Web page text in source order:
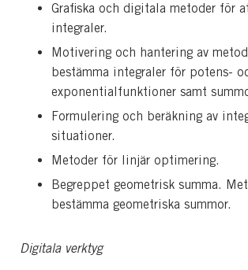
Grafiska och digitala metoder för
integraler.
Motivering och hantering av
bestämma integraler för potens-
exponentialfunktioner samt
Formulering och beräkning av
situationer.
Metoder för linjär optimering.
Begreppet geometrisk summa.
bestämma geometriska summor.
Digitala verktyg